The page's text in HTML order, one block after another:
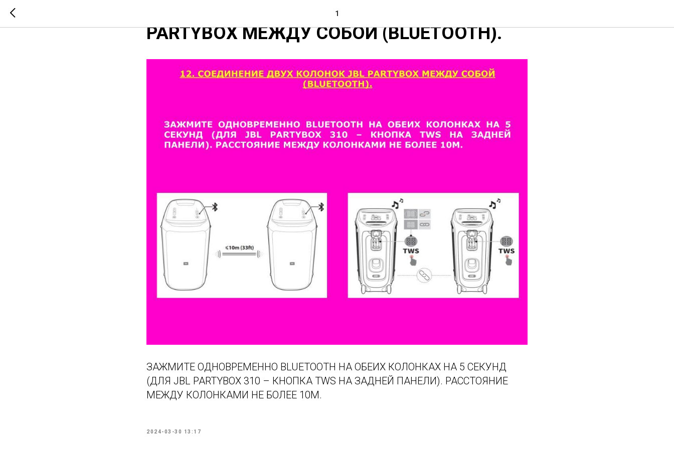
1
СОЕДИНЕНИЕ ДВУХ КОЛОНОК JBL
PARTYBOX МЕЖДУ СОБОЙ (BLUETOOTH).
ЗАЖМИТЕ ОДНОВРЕМЕННО BLUETOOTH НА ОБЕИХ КОЛОНКАХ НА 5 СЕКУНД
(ДЛЯ JBL PARTYBOX 310 – КНОПКА TWS НА ЗАДНЕЙ ПАНЕЛИ). РАССТОЯНИЕ
МЕЖДУ КОЛОНКАМИ НЕ БОЛЕЕ 10М.
2024-03-30 13:17